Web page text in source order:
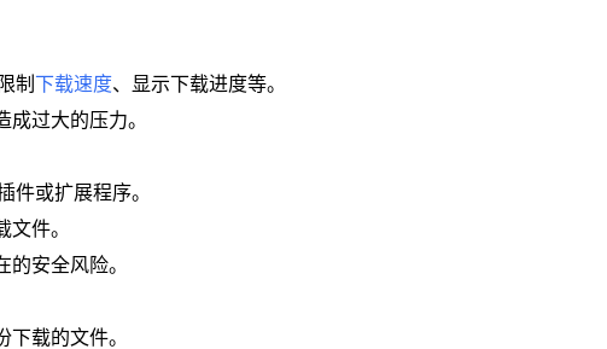
制 下载速度、显示下载进度等。
过大的压力。
件或扩展程序。
件。
安全风险。
载的文件。